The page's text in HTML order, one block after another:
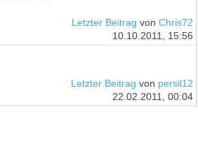
Letzter Beitrag von Chris72
10.10.2011, 15:56
Letzter Beitrag von persil12
22.02.2011, 00:04